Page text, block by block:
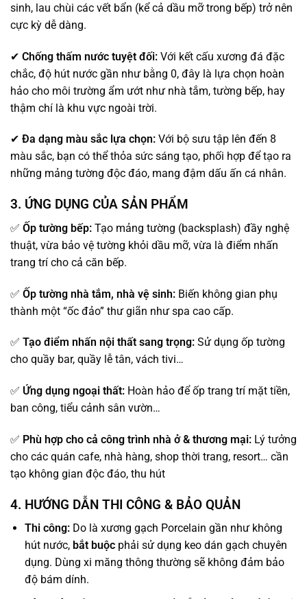
sinh, lau chùi các vết bẩn (kể cả dầu mỡ trong bếp) trở nên
cực kỳ dễ dàng.
✔ Chống thấm nước tuyệt đối: Với kết cấu xương đá đặc
chắc, độ hút nước gần như bằng 0, đây là lựa chọn hoàn
hảo cho môi trường ẩm ướt như nhà tắm, tường bếp, hay
thậm chí là khu vực ngoài trời.
✔ Đa dạng màu sắc lựa chọn: Với bộ sưu tập lên đến 8
màu sắc, bạn có thể thỏa sức sáng tạo, phối hợp để tạo ra
những mảng tường độc đáo, mang đậm dấu ấn cá nhân.
3. ỨNG DỤNG CỦA SẢN PHẨM
✅ Ốp tường bếp: Tạo mảng tường (backsplash) đầy nghệ
thuật, vừa bảo vệ tường khỏi dầu mỡ, vừa là điểm nhấn
trang trí cho cả căn bếp.
✅ Ốp tường nhà tắm, nhà vệ sinh: Biến không gian phụ
thành một “ốc đảo” thư giãn như spa cao cấp.
✅ Tạo điểm nhấn nội thất sang trọng: Sử dụng ốp tường
cho quầy bar, quầy lễ tân, vách tivi…
✅ Ứng dụng ngoại thất: Hoàn hảo để ốp trang trí mặt tiền,
ban công, tiểu cảnh sân vườn…
✅ Phù hợp cho cả công trình nhà ở & thương mại: Lý tưởng
cho các quán cafe, nhà hàng, shop thời trang, resort… cần
tạo không gian độc đáo, thu hút
4. HƯỚNG DẪN THI CÔNG & BẢO QUẢN
Thi công:Do là xương gạch Porcelain gần như không
hút nước, bắt buộcphải sử dụng keo dán gạch chuyên
dụng. Dùng xi măng thông thường sẽ không đảm bảo
độ bám dính.